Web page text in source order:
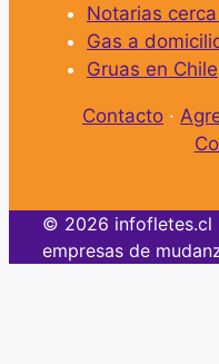
Notarias
Gas a
Gruas en Chile
Contacto ·
© 2026 infofletes.cl
empresas de